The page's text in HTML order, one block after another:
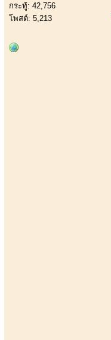
กระทู้: 42,756
โพสต์: 5,213